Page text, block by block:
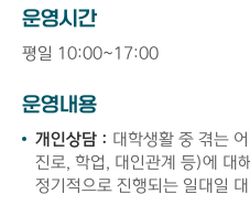
운영시간
평일 10:00~17:00
운영내용
개인상담 : 대학생활 중 겪는
진로, 학업, 대인관계 등)에 대
정기적으로 진행되는 일대일